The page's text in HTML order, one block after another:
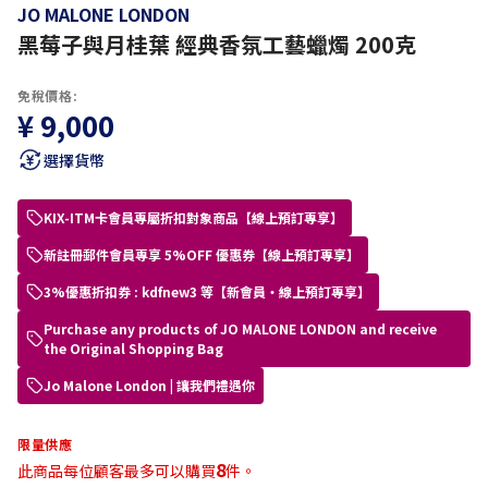
JO MALONE LONDON
黑莓子與月桂葉 經典香氛工藝蠟燭 200克
免稅價格:
¥ 9,000
選擇貨幣
KIX-ITM卡會員專屬折扣對象商品【線上預訂專享】
新註冊郵件會員專享 5%OFF 優惠券【線上預訂專享】
3%優惠折扣券 : kdfnew3 等【新會員・線上預訂專享】
Purchase any products of JO MALONE LONDON and receive
the Original Shopping Bag
Jo Malone London | 讓我們禮遇你​
限量供應
此商品每位顧客最多可以購買8件。